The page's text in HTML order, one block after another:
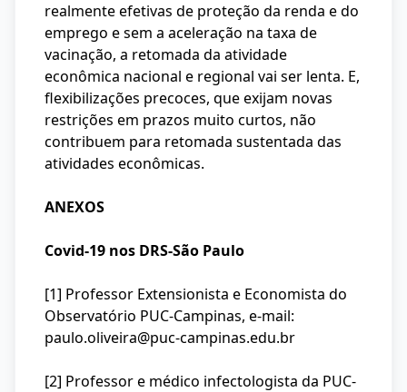
realmente efetivas de proteção da renda e do
emprego e sem a aceleração na taxa de
vacinação, a retomada da atividade
econômica nacional e regional vai ser lenta. E,
flexibilizações precoces, que exijam novas
restrições em prazos muito curtos, não
contribuem para retomada sustentada das
atividades econômicas.
ANEXOS
Covid-19 nos DRS-São Paulo
[1] Professor Extensionista e Economista do
Observatório PUC-Campinas, e-mail:
paulo.oliveira@puc-campinas.edu.br
[2] Professor e médico infectologista da PUC-